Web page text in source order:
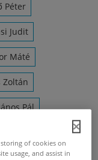
Péter
Judit
Máté
Zoltán
Pál
storing of cookies on
usage, and assist in